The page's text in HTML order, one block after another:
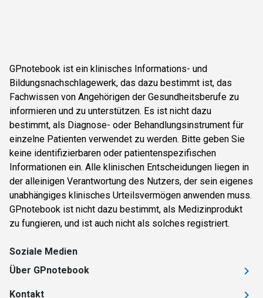
GPnotebook ist ein klinisches Informations- und
Bildungsnachschlagewerk, das dazu bestimmt ist, das
Fachwissen von Angehörigen der Gesundheitsberufe zu
informieren und zu unterstützen. Es ist nicht dazu
bestimmt, als Diagnose- oder Behandlungsinstrument für
einzelne Patienten verwendet zu werden. Bitte geben Sie
keine identifizierbaren oder patientenspezifischen
Informationen ein. Alle klinischen Entscheidungen liegen in
der alleinigen Verantwortung des Nutzers, der sein eigenes
unabhängiges klinisches Urteilsvermögen anwenden muss.
GPnotebook ist nicht dazu bestimmt, als Medizinprodukt
zu fungieren, und ist auch nicht als solches registriert.
Soziale Medien
Über GPnotebook
Kontakt